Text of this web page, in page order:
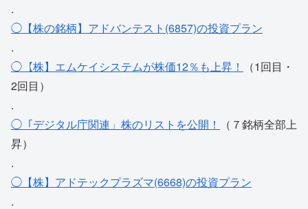
.
◯【株の銘柄】アドバンテスト(6857)の投資プラン
.
◯【株】エムケイシステムが株価12％も上昇！
（1回目・
2回目）
.
◯「デジタル庁関連」株のリストを公開！
（７銘柄全部上
昇）
.
◯【株】アドテックプラズマ(6668)の投資プラン
.